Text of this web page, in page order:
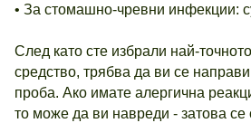
• За стомашно-чревни инфекции:
След като сте избрали най-
средство, трябва да ви се
проба. Ако имате алергична
то може да ви навреди - затова се